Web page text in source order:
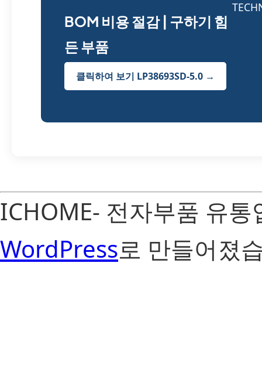
BOM 비용 절감 | 구하기 힘
든 부품
클릭하여 보기 LP38693SD-5.0 →
ICHOME- 전자부품 유
WordPress로 만들어졌